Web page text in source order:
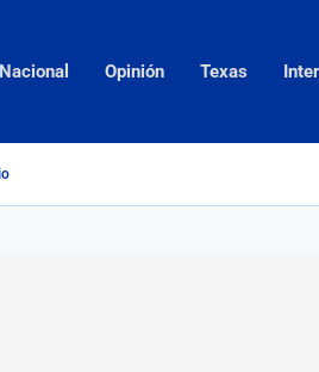
Nacional Opinión Texas